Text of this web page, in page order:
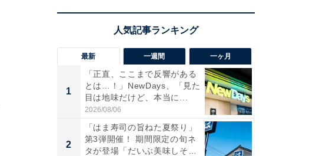
最新 一週間 一ヶ月
1
「正直、ここまで反響がある
とは…！」NewDays、「見た
目は地味だけど、本当に...
2026/08/06
2
「はま寿司の旨ねた夏祭り」
第3弾開催！ 期間限定の旬ネ
タが登場「だいぶ美味しそ